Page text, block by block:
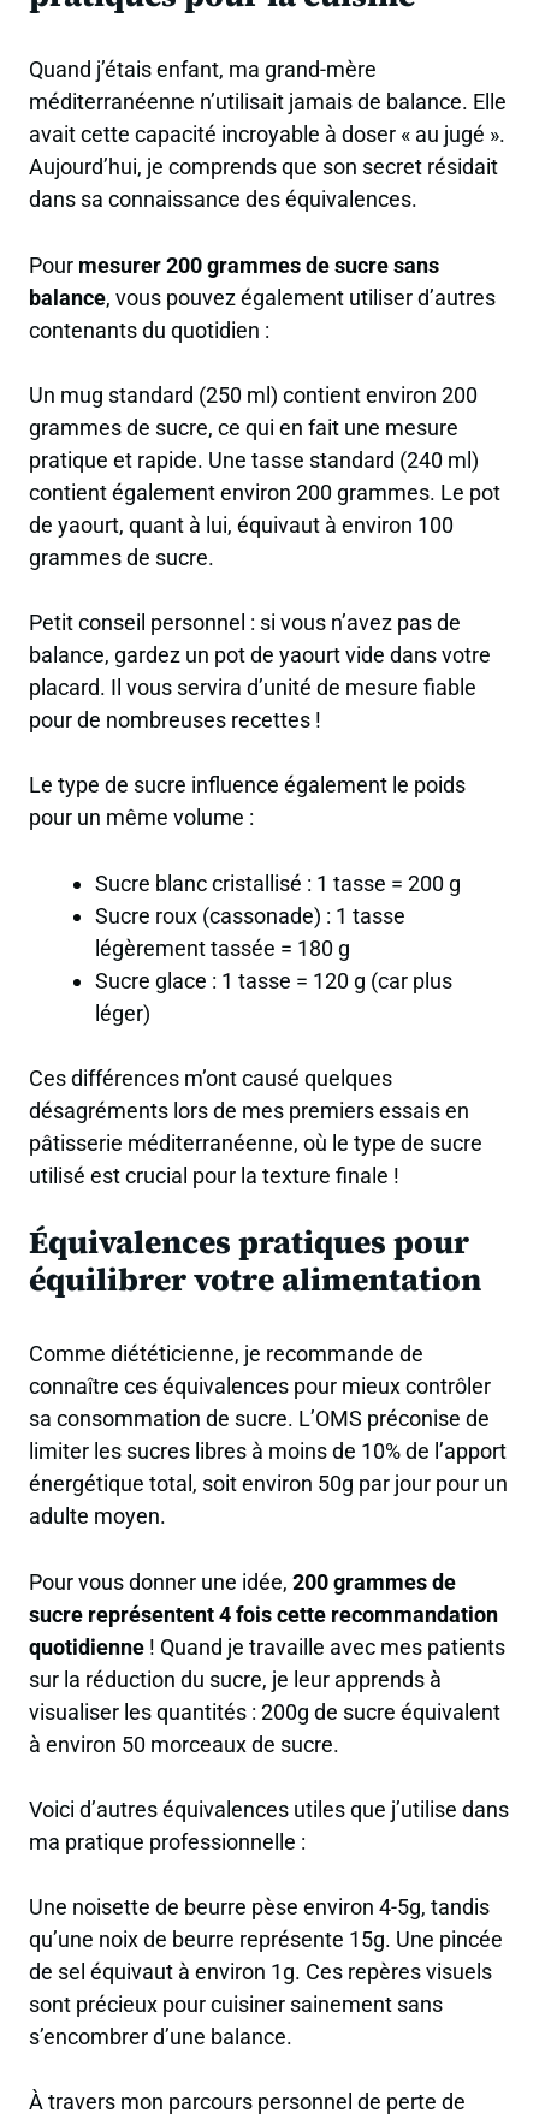
Quand j’étais enfant, ma grand-mère
méditerranéenne n’utilisait jamais de balance. Elle
avait cette capacité incroyable à doser « au jugé ».
Aujourd’hui, je comprends que son secret résidait
dans sa connaissance des équivalences.
Pour mesurer 200 grammes de sucre sans
balance, vous pouvez également utiliser d’autres
contenants du quotidien :
Un mug standard (250 ml) contient environ 200
grammes de sucre, ce qui en fait une mesure
pratique et rapide. Une tasse standard (240 ml)
contient également environ 200 grammes. Le pot
de yaourt, quant à lui, équivaut à environ 100
grammes de sucre.
Petit conseil personnel : si vous n’avez pas de
balance, gardez un pot de yaourt vide dans votre
placard. Il vous servira d’unité de mesure fiable
pour de nombreuses recettes !
Le type de sucre influence également le poids
pour un même volume :
Sucre blanc cristallisé : 1 tasse = 200 g
Sucre roux (cassonade) : 1 tasse
légèrement tassée = 180 g
Sucre glace : 1 tasse = 120 g (car plus
léger)
Ces différences m’ont causé quelques
désagréments lors de mes premiers essais en
pâtisserie méditerranéenne, où le type de sucre
utilisé est crucial pour la texture finale !
Équivalences pratiques pour
équilibrer votre alimentation
Comme diététicienne, je recommande de
connaître ces équivalences pour mieux contrôler
sa consommation de sucre. L’OMS préconise de
limiter les sucres libres à moins de 10% de l’apport
énergétique total, soit environ 50g par jour pour un
adulte moyen.
Pour vous donner une idée, 200 grammes de
sucre représentent 4 fois cette recommandation
quotidienne ! Quand je travaille avec mes patients
sur la réduction du sucre, je leur apprends à
visualiser les quantités : 200g de sucre équivalent
à environ 50 morceaux de sucre.
Voici d’autres équivalences utiles que j’utilise dans
ma pratique professionnelle :
Une noisette de beurre pèse environ 4-5g, tandis
qu’une noix de beurre représente 15g. Une pincée
de sel équivaut à environ 1g. Ces repères visuels
sont précieux pour cuisiner sainement sans
s’encombrer d’une balance.
À travers mon parcours personnel de perte de